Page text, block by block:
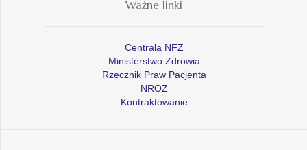
Ważne linki
Centrala NFZ
Ministerstwo Zdrowia
Rzecznik Praw Pacjenta
NROZ
Kontraktowanie